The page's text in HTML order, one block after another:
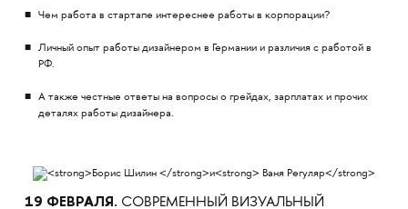
Чем работа в стартапе интереснее работы в корпорации?
Личный опыт работы дизайнером в Германии и различия с работой в
РФ.
А также честные ответы на вопросы о грейдах, зарплатах и прочих
деталях работы дизайнера.
19 ФЕВРАЛЯ. СОВРЕМЕННЫЙ ВИЗУАЛЬНЫЙ